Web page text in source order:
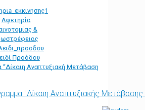
Αφετηρία
&
Προόδου
Αναπτυξιακή Μετάβαση
"Δίκαιη Αναπτυξιακής